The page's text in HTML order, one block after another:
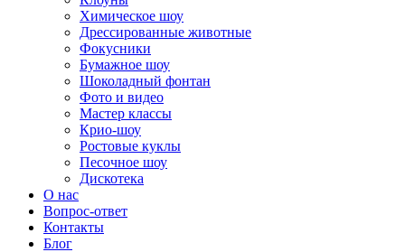
Химическое шоу
Дрессированные животные
Фокусники
Бумажное шоу
Шоколадный фонтан
Фото и видео
Мастер классы
Крио-шоу
Ростовые куклы
Песочное шоу
Дискотека
О нас
Вопрос-ответ
Контакты
Блог